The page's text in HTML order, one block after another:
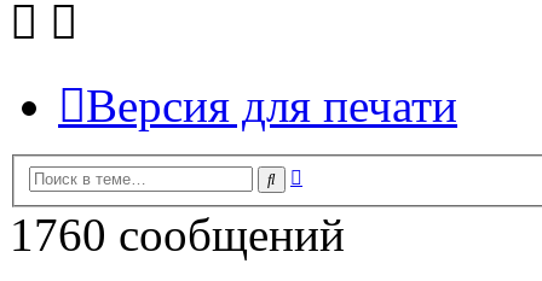
Версия для печати
Поиск
1760 сообщений